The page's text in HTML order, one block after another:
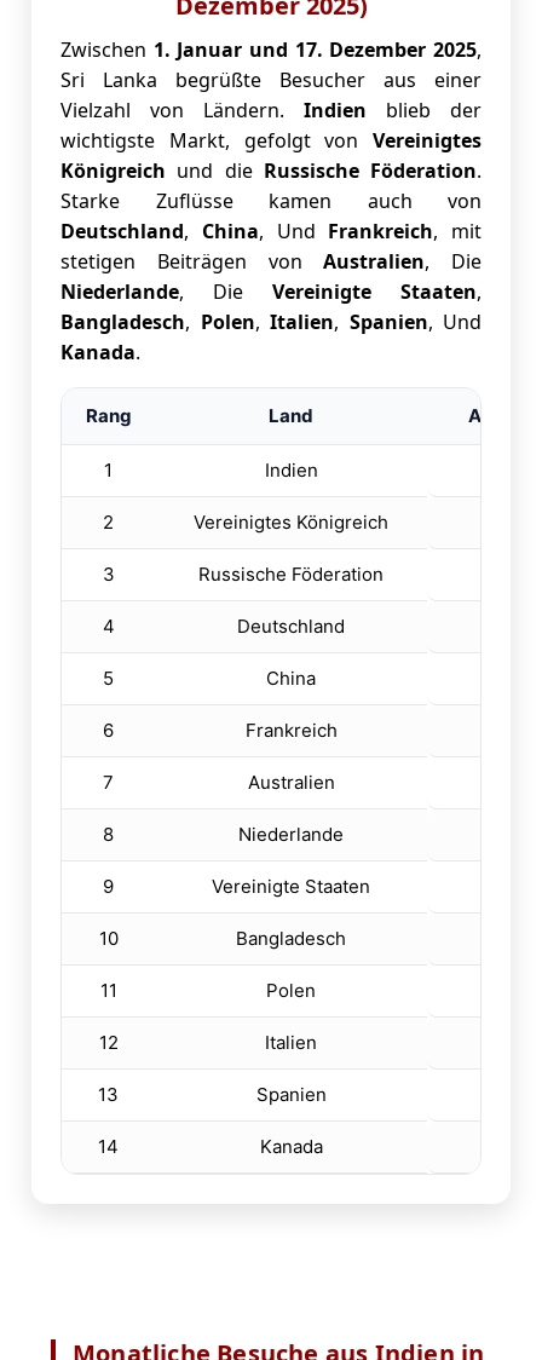
Zwischen 1. Januar und 17. Dezember 2025,
Sri Lanka begrüßte Besucher aus einer
Vielzahl von Ländern. Indien blieb der
wichtigste Markt, gefolgt von Vereinigtes
Königreich und die Russische Föderation.
Starke Zuflüsse kamen auch von
Deutschland, China, Und Frankreich, mit
stetigen Beiträgen vonAustralien, Die
Niederlande, Die Vereinigte Staaten,
Bangladesch, Polen, Italien, Spanien, Und
Kanada.
Rang Land Anzahl
1 Indien
2 Vereinigtes Königreich
3 Russische Föderation
4 Deutschland
5 China
6 Frankreich
7 Australien
8 Niederlande
9 Vereinigte Staaten
10 Bangladesch
11 Polen
12 Italien
13 Spanien
14 Kanada
Monatliche Besuche aus Indien in